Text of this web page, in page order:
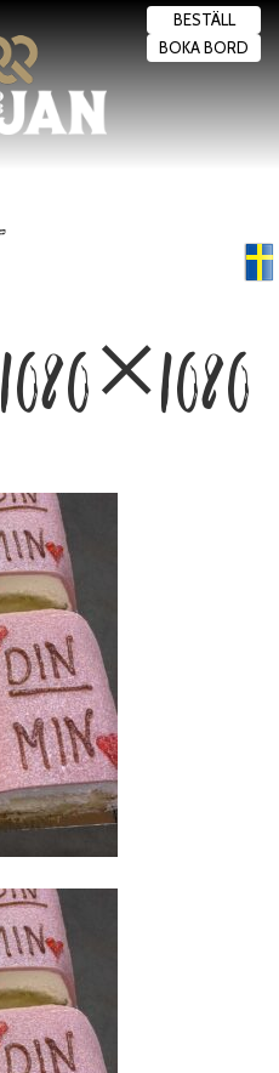
BESTÄLL
BOKA BORD
Swedish